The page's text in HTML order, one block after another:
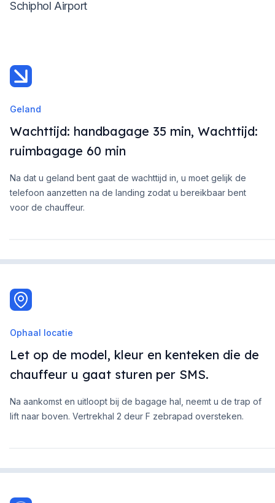
Schiphol Airport
Geland
Wachttijd: handbagage 35 min, Wachttijd:
ruimbagage 60 min
Na dat u geland bent gaat de wachttijd in, u moet gelijk de
telefoon aanzetten na de landing zodat u bereikbaar bent
voor de chauffeur.
Ophaal locatie
Let op de model, kleur en kenteken die de
chauffeur u gaat sturen per SMS.
Na aankomst en uitloopt bij de bagage hal, neemt u de trap of
lift naar boven. Vertrekhal 2 deur F zebrapad oversteken.